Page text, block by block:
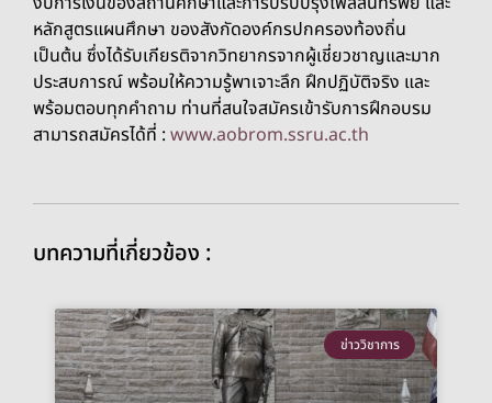
หลักสูตรแผนศึกษา ของสังกัดองค์กรปกครองท้องถิ่น
เป็นต้น ซึ่งได้รับเกียรติจากวิทยากรจากผู้เชี่ยวชาญและมาก
ประสบการณ์ พร้อมให้ความรู้พาเจาะลึก ฝึกปฏิบัติจริง และ
พร้อมตอบทุกคำถาม ท่านที่สนใจสมัครเข้ารับการฝึกอบรม
สามารถสมัครได้ที่ : www.aobrom.ssru.ac.th
บทความที่เกี่ยวข้อง :
ข่าววิชาการ